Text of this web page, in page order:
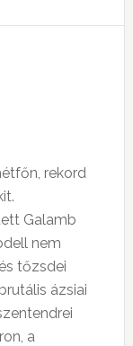
rekord
Galamb
nem
tőzsdei
ázsiai
a